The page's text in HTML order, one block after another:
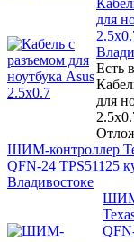
для
Есть
для
ШИМ-контроллер
QFN-24 TPS51125
Владивостоке